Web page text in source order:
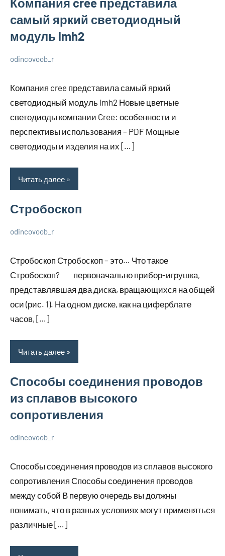
самый яркий светодиодный
модуль lmh2
электрики
2023
odincovoob_r
Компания cree представила самый яркий
светодиодный модуль lmh2 Новые цветные
светодиоды компании Cree: особенности и
перспективы использования – PDF Мощные
светодиоды и изделия на их […]
Читать далее
Стробоскоп
электрики
2023
odincovoob_r
Стробоскоп Стробоскоп – это… Что такое
Стробоскоп? первоначально прибор-игрушка,
представлявшая два диска, вращающихся на общей
оси (рис. 1). На одном диске, как на циферблате
часов, […]
Читать далее
Способы соединения проводов
из сплавов высокого
сопротивления
электрики
2023
odincovoob_r
Способы соединения проводов из сплавов высокого
сопротивления Способы соединения проводов
между собой В первую очередь вы должны
понимать, что в разных условиях могут применяться
различные […]